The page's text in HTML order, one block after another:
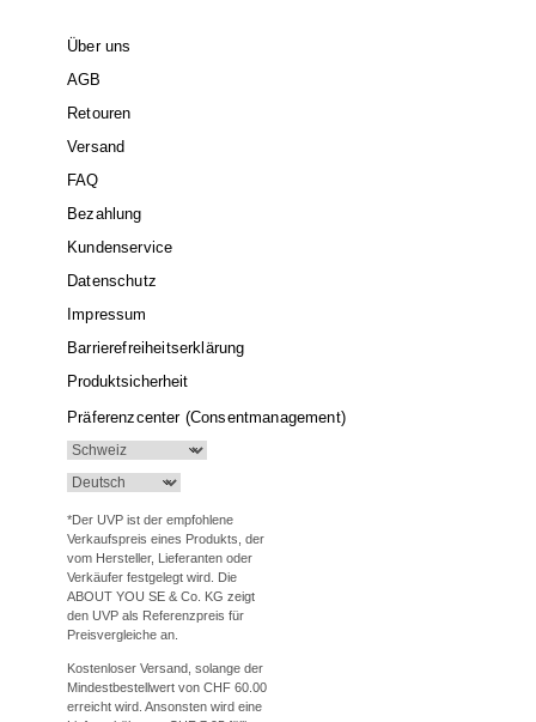
Über uns
AGB
Retouren
Versand
FAQ
Bezahlung
Kundenservice
Datenschutz
Impressum
Barrierefreiheitserklärung
Produktsicherheit
Präferenzcenter (Consentmanagement)
*Der UVP ist der empfohlene
Verkaufspreis eines Produkts, der
vom Hersteller, Lieferanten oder
Verkäufer festgelegt wird. Die
ABOUT YOU SE & Co. KG zeigt
den UVP als Referenzpreis für
Preisvergleiche an.
Kostenloser Versand, solange der
Mindestbestellwert von CHF 60.00
erreicht wird. Ansonsten wird eine